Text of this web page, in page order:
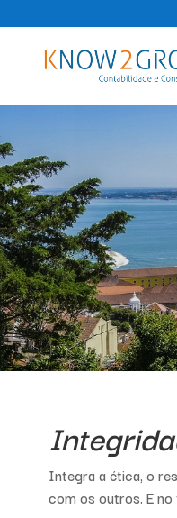
Integra a ética, o
com os outros. E